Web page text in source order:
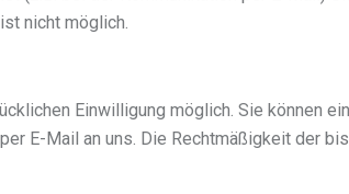
nicht möglich.
Einwilligung möglich. Sie können
E-Mail an uns. Die Rechtmäßigkeit der